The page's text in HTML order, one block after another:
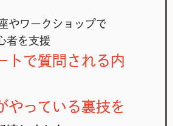
やワークショップで
者を支援
トで質問される内
やっている裏技を